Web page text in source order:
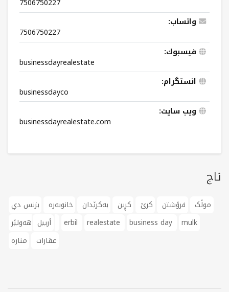
7506750227
واتساب:
7506750227
فيسبوك:
businessdayrealestate
انستگرام:
businessdayco
ویب سایت:
businessdayrealestate.com
تاج
موڵک فرۆشتن کرێ کڕین بەکرێدان خانوبەرە
بزنس دي
أربيل
erbil realestate business day
mulk
عقارات
منارە